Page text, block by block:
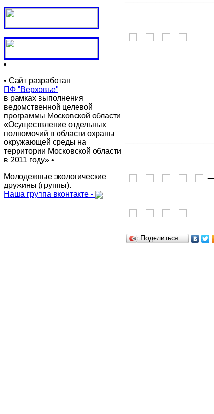
• Сайт разработан
ПФ "Верховье"
в рамках выполнения
ведомственной целевой
программы Московской области
«Осуществление отдельных
полномочий в области охраны
окружающей среды на
территории Московской области
в 2011 году» •
Молодежные экологические
дружины (группы):
Наша группа вконтакте -
Поделиться…